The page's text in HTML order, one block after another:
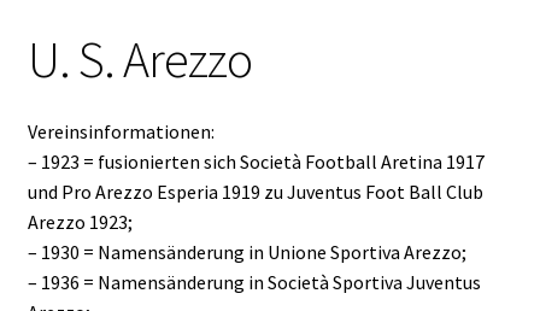
U. S. Arezzo
Vereinsinformationen:
– 1923 = fusionierten sich Società Football Aretina 1917
und Pro Arezzo Esperia 1919 zu Juventus Foot Ball Club
Arezzo 1923;
– 1930 = Namensänderung in Unione Sportiva Arezzo;
– 1936 = Namensänderung in Società Sportiva Juventus